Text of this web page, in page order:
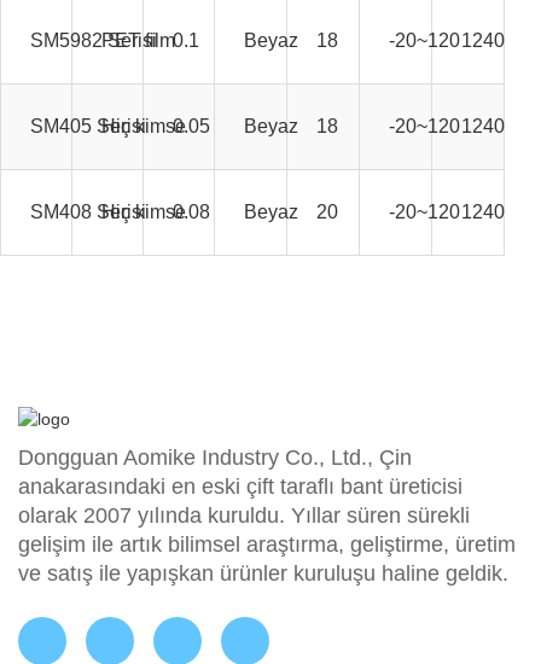
SM5982 Serisi
PET film0.1 Beyaz 18 -20~120
SM405 SerisiHiç kimse0.05 Beyaz 18 -20~120
SM408 SerisiHiç kimse0.08 Beyaz 20 -20~120
Dongguan Aomike Industry Co., Ltd., Çin
anakarasındaki en eski çift taraflı bant üreticisi
olarak 2007 yılında kuruldu. Yıllar süren sürekli
gelişim ile artık bilimsel araştırma, geliştirme, üretim
ve satış ile yapışkan ürünler kuruluşu haline geldik.